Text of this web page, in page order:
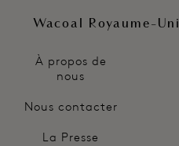
À propos de
nous
Nous contacter
La Presse
Wacoal Royaume-Uni